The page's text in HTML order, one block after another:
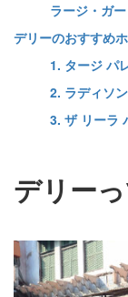
ラージ・ガ
デリーのおすすめ
1. タージ パ
2. ラディソ
3. ザ リーラ
デリー